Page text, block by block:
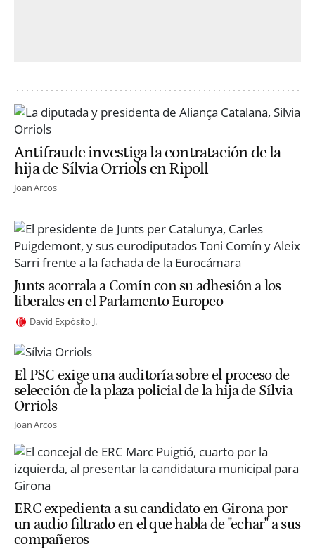
Antifraude investiga la contratación de la
hija de Sílvia Orriols en Ripoll
Joan Arcos
Junts acorrala a Comín con su adhesión a los
liberales en el Parlamento Europeo
David Expósito J.
El PSC exige una auditoría sobre el proceso de
selección de la plaza policial de la hija de Sílvia
Orriols
Joan Arcos
ERC expedienta a su candidato en Girona por
un audio filtrado en el que habla de "echar" a sus
compañeros